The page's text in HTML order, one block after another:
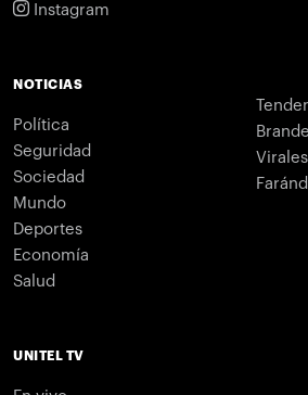
Instagram
NOTICIAS
Política
Seguridad
Sociedad
Mundo
Deportes
Economía
Salud
Virales
UNITEL TV